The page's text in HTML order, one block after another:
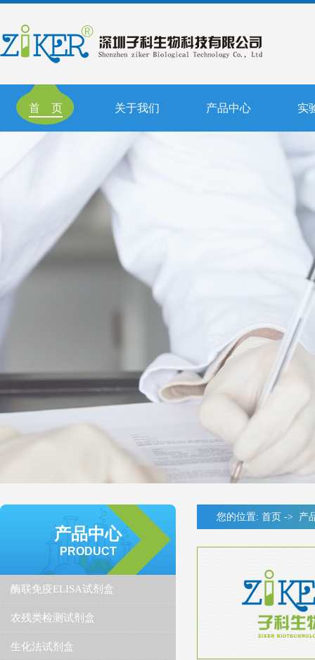
首 页 关于我们 产品中心 实
产品中心
PRODUCT
酶联免疫ELISA试剂盒
农残类检测试剂盒
生化法试剂盒
您的位置: 首页 -> 产